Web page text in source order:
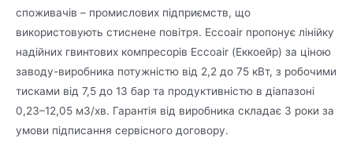
споживачів – промислових підприємств, що
використовують стиснене повітря. Eccoair пропонує лінійку
надійних гвинтових компресорів Eccoair (Еккоейр) за ціною
заводу-виробника потужністю від 2,2 до 75 кВт, з робочими
тисками від 7,5 до 13 бар та продуктивністю в діапазоні
0,23–12,05 м3/хв. Гарантія від виробника складає 3 роки за
умови підписання сервісного договору.